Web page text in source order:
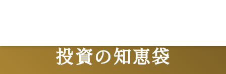
投資の知恵袋